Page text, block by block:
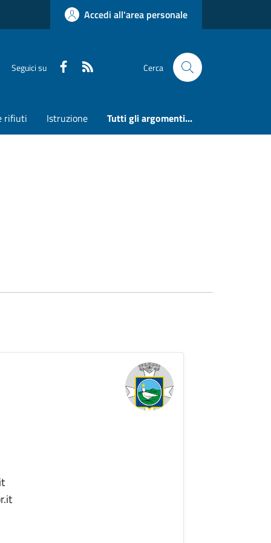
Accedi all'area personale
Seguici su Faceboook Cerca
rifiuti Istruzione Tutti gli argomenti...